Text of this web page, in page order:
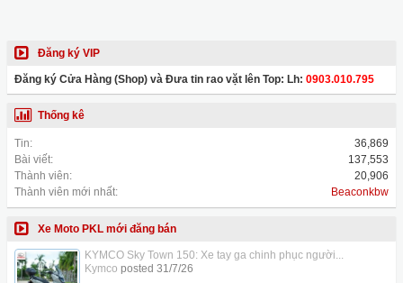
Đăng ký VIP
Đăng ký Cửa Hàng (Shop) và Đưa tin rao vặt lên Top: Lh: 0903.010.795
Thống kê
Tin:
36,869
Bài viết:
137,553
Thành viên:
20,906
Thành viên mới nhất:
Beaconkbw
Xe Moto PKL mới đăng bán
KYMCO Sky Town 150: Xe tay ga chinh phục người...
Kymco posted 31/7/26